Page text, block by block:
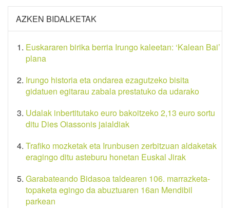
AZKEN BIDALKETAK
Euskararen birika berria Irungo kaleetan: ‘Kalean Bai’
plana
Irungo historia eta ondarea ezagutzeko bisita
gidatuen egitarau zabala prestatuko da udarako
Udalak inbertitutako euro bakoitzeko 2,13 euro sortu
ditu Dies Oiassonis jaialdiak
Trafiko mozketak eta Irunbusen zerbitzuan aldaketak
eragingo ditu asteburu honetan Euskal Jirak
Garabateando Bidasoa taldearen 106. marrazketa-
topaketa egingo da abuztuaren 16an Mendibil
parkean